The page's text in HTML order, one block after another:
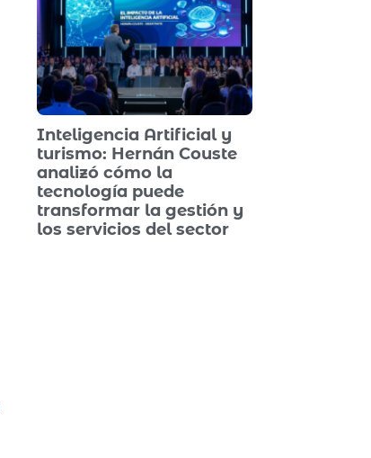
Inteligencia Artificial y
turismo: Hernán Couste
analizó cómo la
tecnología puede
transformar la gestión y
los servicios del sector